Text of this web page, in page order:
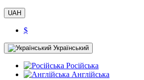
UAH
$
Український
Російська
Англійська